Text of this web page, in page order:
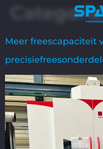
Meer freescapaciteit